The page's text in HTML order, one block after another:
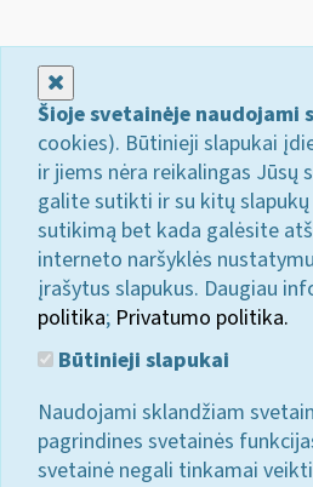
Šioje svetainėje naudojami
cookies). Būtinieji slapukai
ir jiems nėra reikalingas Jūsų
galite sutikti ir su kitų slapukų
sutikimą bet kada galėsite
interneto naršyklės
įrašytus slapukus. Daugiau
politika; Privatumo politika.
Būtinieji slapukai
Naudojami sklandžiam
pagrindines svetainės
svetainė negali tinkamai